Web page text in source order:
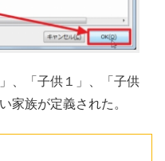
、「子供１」、「子供
家族が定義された。